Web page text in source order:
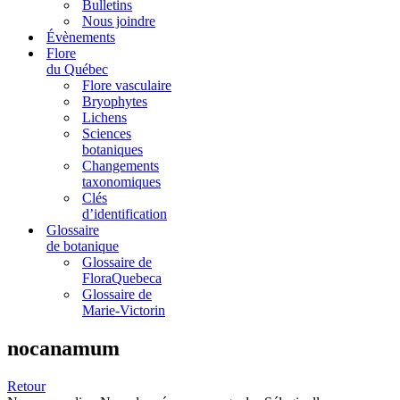
Bulletins
Nous joindre
Évènements
Flore
du Québec
Flore vasculaire
Bryophytes
Lichens
Sciences
botaniques
Changements
taxonomiques
Clés
d’identification
Glossaire
de botanique
Glossaire de
FloraQuebeca
Glossaire de
Marie-Victorin
nocanamum
Retour